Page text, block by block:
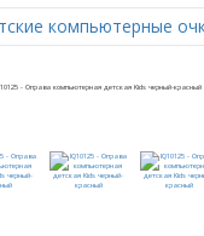
компьютерные